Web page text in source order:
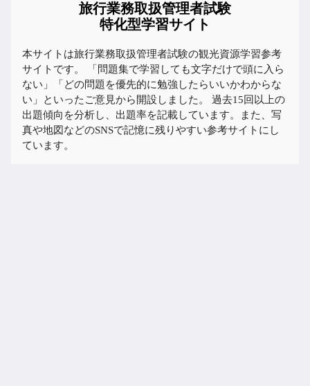
旅行業務取扱管理者試験
特化型学習サイト
本サイトは旅行業務取扱管理者試験の観光資源学習参考
サイトです。 「問題集で学習しても文字だけで頭に入ら
ない」「どの問題を優先的に勉強したらいいかわからな
い」といったご意見から開設しました。 過去15回以上の
出題傾向を分析し、出題率を記載しています。また、写
真や地図などのSNSで記憶に残りやすい参考サイトにし
ています。